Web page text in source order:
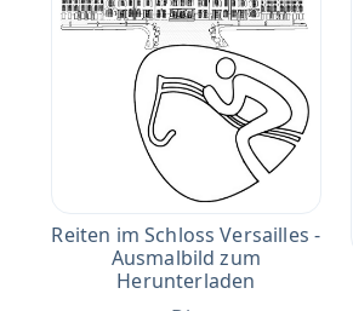
Reiten im Schloss Versailles -
Ausmalbild zum
Herunterladen